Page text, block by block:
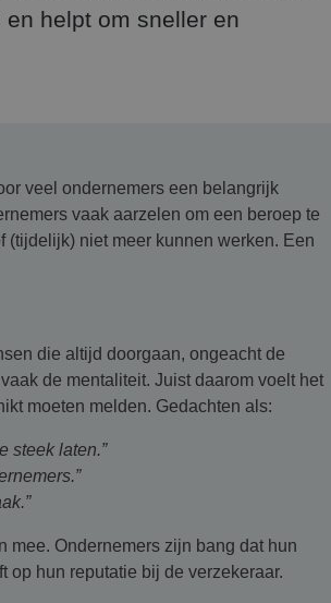
helpt om sneller en
veel ondernemers een belangrijk
vaak aarzelen om een beroep te
niet meer kunnen werken. Een
die altijd doorgaan, ongeacht de
de mentaliteit. Juist daarom voelt het
moeten melden. Gedachten als:
steek laten.”
mee. Ondernemers zijn bang dat hun
op hun reputatie bij de verzekeraar.